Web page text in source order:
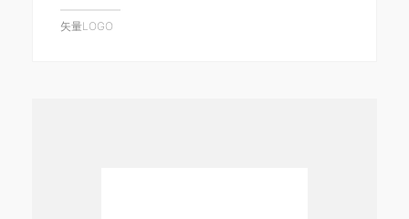
矢量LOGO